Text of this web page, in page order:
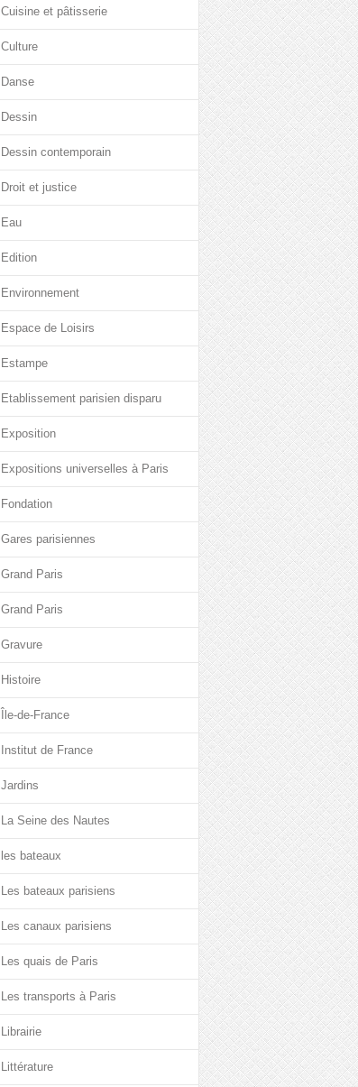
Cuisine et pâtisserie
Culture
Danse
Dessin
Dessin contemporain
Droit et justice
Eau
Edition
Environnement
Espace de Loisirs
Estampe
Etablissement parisien disparu
Exposition
Expositions universelles à Paris
Fondation
Gares parisiennes
Grand Paris
Grand Paris
Gravure
Histoire
Île-de-France
Institut de France
Jardins
La Seine des Nautes
les bateaux
Les bateaux parisiens
Les canaux parisiens
Les quais de Paris
Les transports à Paris
Librairie
Littérature